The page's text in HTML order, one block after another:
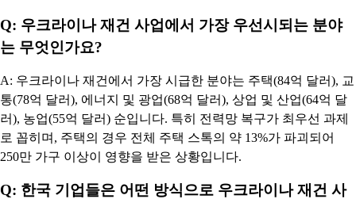
Q: 우크라이나 재건 사업에서 가장 우선시되는 분야
는 무엇인가요?
A: 우크라이나 재건에서 가장 시급한 분야는 주택(84억 달러), 교
통(78억 달러), 에너지 및 광업(68억 달러), 상업 및 산업(64억 달
러), 농업(55억 달러) 순입니다. 특히 전력망 복구가 최우선 과제
로 꼽히며, 주택의 경우 전체 주택 스톡의 약 13%가 파괴되어
250만 가구 이상이 영향을 받은 상황입니다.
Q: 한국 기업들은 어떤 방식으로 우크라이나 재건 사